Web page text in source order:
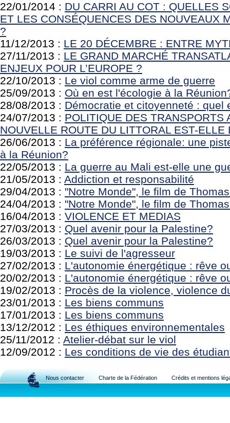
22/01/2014 : DU CARRI AU COT : QUELLES
ET LES CONSÉQUENCES DES NOUVEAUX
?
11/12/2013 : LE 20 DÉCEMBRE : ENTRE
27/11/2013 : LE GRAND MARCHÉ
ENJEUX POUR L’EUROPE ?
22/10/2013 : Le viol comme arme de guerre
25/09/2013 : Où en est l'écologie à la
28/08/2013 : Démocratie et citoyenneté : quel
24/07/2013 : POLITIQUE DES TRANSPORTS
NOUVELLE ROUTE DU LITTORAL EST-ELLE
26/06/2013 : La préférence régionale: une
à la Réunion?
22/05/2013 : La guerre au Mali est-elle une
21/05/2013 : Addiction et responsabilité
29/04/2013 : "Notre Monde", le film de
24/04/2013 : "Notre Monde", le film de
16/04/2013 : VIOLENCE ET MEDIAS
27/03/2013 : Quel avenir pour la Palestine?
26/03/2013 : Quel avenir pour la Palestine?
19/03/2013 : Le suivi de l'agresseur
27/02/2013 : L'autonomie énergétique : rêve
20/02/2013 : L'autonomie énergétique : rêve
19/02/2013 : Procès de la violence, violence
23/01/2013 : Les biens communs
17/01/2013 : Les biens communs
13/12/2012 : Les éthiques environnementales
25/11/2012 : Atelier-débat sur le viol
12/09/2012 : Les conditions de vie des
Nous contacter Charte de la Fédération Crédits et mentions